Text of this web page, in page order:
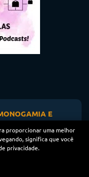
E
proporcionar uma melhor
significa que você
privacidade.